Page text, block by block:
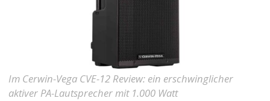
Im Cerwin-Vega CVE-12 Review: ein erschwinglicher
aktiver PA-Lautsprecher mit 1.000 Watt